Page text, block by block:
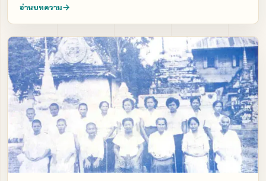
ร้องเรียก มารับศีล เค้าก็ลงมาทีเดียว บางทีเค้าก็เอาบริวาร
เค้าลงมา ด้วย เอาลงมานั่งอยู่ที่หน้าศพนั่นแหล่ะ หน้าไอ้
สังขารไอ้กาย เน่านี่แน่ะ เอาบริวารมานั่งอยู่หน้าโลงนี่แน่ะ
รับศีลกับพระ พระเค้าจะสวด คนตายนี้มารับศีล เพราะว่าไป
สุข ถึงได้ลง มาได้อย่างนั้น มารับศีล ไอ้ลูกหลานมันก็ไม่รู้ ไอ้
ตาบอดคลำ ช้างมันก็ไม่เห็น บริวารเค้ามาด้วยก็ดี หรือไม่มาก็
ดี นั่งจ้ำไปนั่น แหล่ะ ไอ้ลูกหลานน่ะ เดินหลีกกันหลีกกันมาก็
เตะเค้า เค้าก็หลบ เรา ตนตายน่ะ บางทีนั่งจ้ำไปบนหัวเค้า
น่ะนะ เพราะว่ามันไม่ เห็น ไอ้ตาเนื้อน่ะมันตาบอด มันมอง
ไม่เห็น เค้ามารับศีลแล้ว เค้าก็กลับ เค้าไม่อยู่นานหรอก เค้า
กลับไป เค้าก็ไปตรวจวิมาน เค้า ยังใหม่อยู่นี่ ตรวจตรงนั้น
อ่านบทความ